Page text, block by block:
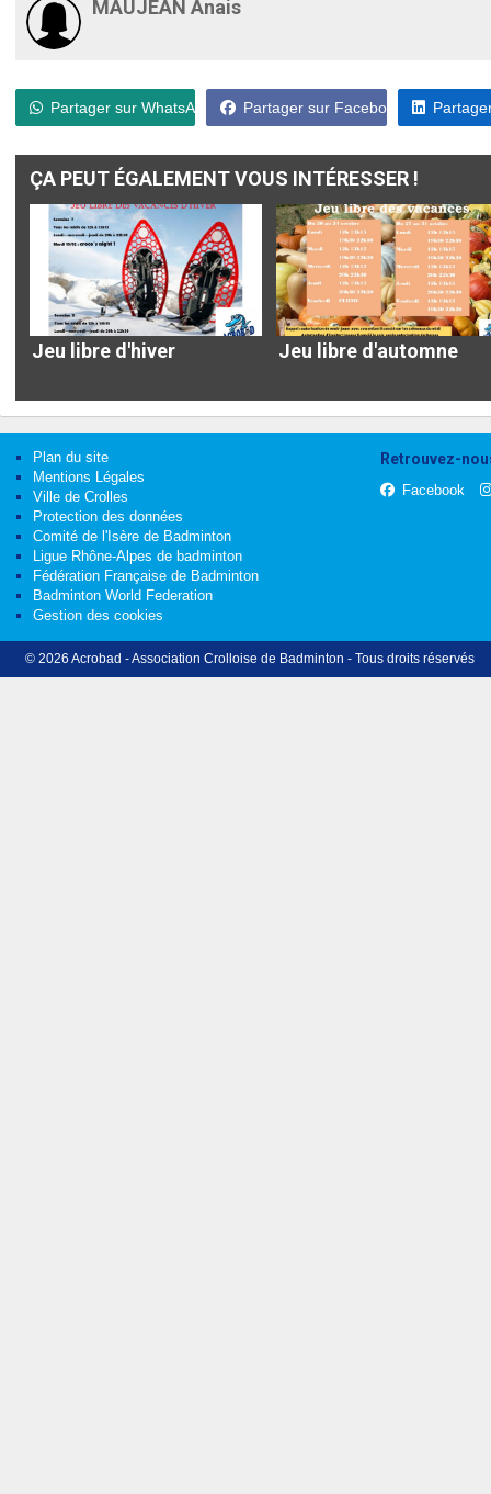
MAUJEAN Anais
Partager sur WhatsApp Partager sur Facebook
ÇA PEUT ÉGALEMENT VOUS INTÉRESSER !
Jeu libre d'hiver Jeu libre d'automne
Plan du site
Mentions Légales
Ville de Crolles
Protection des données
Comité de l'Isère de Badminton
Ligue Rhône-Alpes de badminton
Fédération Française de Badminton
Badminton World Federation
Gestion des cookies
Retrouvez-
Facebook
© 2026 Acrobad - Association Crolloise de Badminton - Tous droits réservés